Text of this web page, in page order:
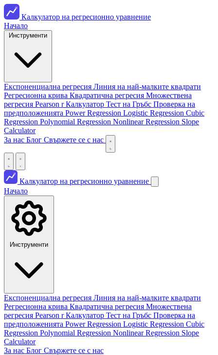
Калкулатор на регресионно уравнение
Начало
Експоненциална регресия Линия на най-малките квадрати
Регресионна крива Квадратична регресия Множествена
регресия Pearson r Калкулатор Тест на Гръбс Проверка на
предположенията Power Regression Logistic Regression Cubic
Regression Polynomial Regression Nonlinear Regression Slope
Calculator
За нас Блог Свържете се с нас
Калкулатор на регресионно уравнение
Начало
Инструменти
Експоненциална регресия Линия на най-малките квадрати
Регресионна крива Квадратична регресия Множествена
регресия Pearson r Калкулатор Тест на Гръбс Проверка на
предположенията Power Regression Logistic Regression Cubic
Regression Polynomial Regression Nonlinear Regression Slope
Calculator
За нас Блог Свържете се с нас